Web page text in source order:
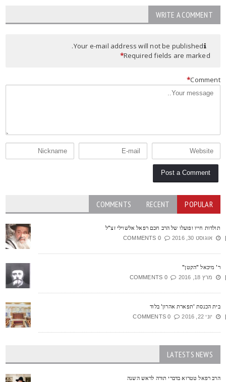
WRITE A COMMENT
Your e-mail address will not be published.
Required fields are marked
*
*
POPULAR
RECENT
COMMENTS
חייו ופועלו של הרב חכם רפאל אלשוילי זצ"ל
אוגוסט 30, 2016 0 COMMENTS
מיכאל "הקטן"
מרץ 18, 2016 0 COMMENTS
הכנסת 'תפארת אהרון' בלוד
יוני 22, 2016 0 COMMENTS
LATESTS NEWS
רפאל טטרוא בדברי תורה לראש השנה